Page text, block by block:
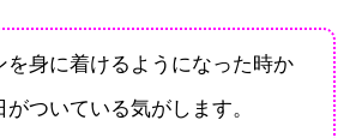
身に着けるようになった時か
ついている気がします。